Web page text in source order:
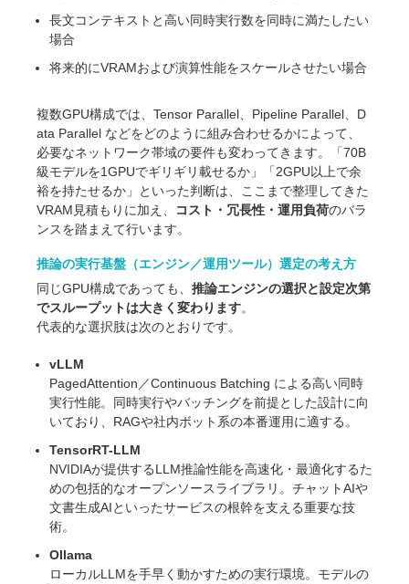
長文コンテキストと高い同時実行数を同時に満たしたい
場合
将来的にVRAMおよび演算性能をスケールさせたい場合
複数GPU構成では、Tensor Parallel、Pipeline Parallel、D
ata Parallel などをどのように組み合わせるかによって、
必要なネットワーク帯域の要件も変わってきます。「70B
級モデルを1GPUでギリギリ載せるか」「2GPU以上で余
裕を持たせるか」といった判断は、ここまで整理してきた
VRAM見積もりに加え、
コスト・冗長性・運用負荷のバラ
ンスを踏まえて行います。
推論の実行基盤（エンジン／運用ツール）選定の考え方
同じGPU構成であっても、 推論エンジンの選択と設定次第
でスループットは大きく変わります。
代表的な選択肢は次のとおりです。
vLLM
PagedAttention／Continuous Batching による高い同時
実行性能。同時実行やバッチングを前提とした設計に向
いており、RAGや社内ボット系の本番運用に適する。
TensorRT-LLM
NVIDIAが提供するLLM推論性能を高速化・最適化するた
めの包括的なオープンソースライブラリ。チャットAIや
文書生成AIといったサービスの根幹を支える重要な技
術。
Ollama
ローカルLLMを手早く動かすための実行環境。モデルの